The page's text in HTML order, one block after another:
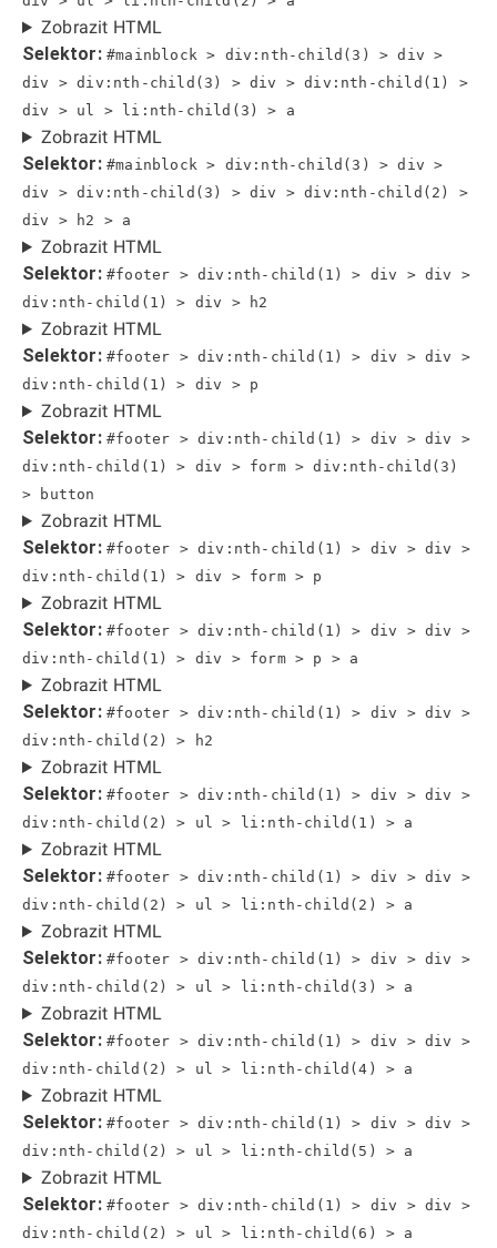
Zobrazit HTML
Selektor: #mainblock > div:nth-child(3) > div >
div > div:nth-child(3) > div > div:nth-child(1) >
div > ul > li:nth-child(3) > a
Zobrazit HTML
Selektor: #mainblock > div:nth-child(3) > div >
div > div:nth-child(3) > div > div:nth-child(2) >
div > h2 > a
Zobrazit HTML
Selektor: #footer > div:nth-child(1) > div > div >
div:nth-child(1) > div > h2
Zobrazit HTML
Selektor: #footer > div:nth-child(1) > div > div >
div:nth-child(1) > div > p
Zobrazit HTML
Selektor: #footer > div:nth-child(1) > div > div >
div:nth-child(1) > div > form > div:nth-child(3)
> button
Zobrazit HTML
Selektor: #footer > div:nth-child(1) > div > div >
div:nth-child(1) > div > form > p
Zobrazit HTML
Selektor: #footer > div:nth-child(1) > div > div >
div:nth-child(1) > div > form > p > a
Zobrazit HTML
Selektor: #footer > div:nth-child(1) > div > div >
div:nth-child(2) > h2
Zobrazit HTML
Selektor: #footer > div:nth-child(1) > div > div >
div:nth-child(2) > ul > li:nth-child(1) > a
Zobrazit HTML
Selektor: #footer > div:nth-child(1) > div > div >
div:nth-child(2) > ul > li:nth-child(2) > a
Zobrazit HTML
Selektor: #footer > div:nth-child(1) > div > div >
div:nth-child(2) > ul > li:nth-child(3) > a
Zobrazit HTML
Selektor: #footer > div:nth-child(1) > div > div >
div:nth-child(2) > ul > li:nth-child(4) > a
Zobrazit HTML
Selektor: #footer > div:nth-child(1) > div > div >
div:nth-child(2) > ul > li:nth-child(5) > a
Zobrazit HTML
Selektor: #footer > div:nth-child(1) > div > div >
div:nth-child(2) > ul > li:nth-child(6) > a